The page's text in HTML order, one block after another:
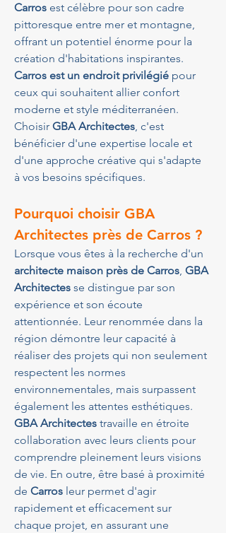
Carros est célèbre pour son cadre
pittoresque entre mer et montagne,
offrant un potentiel énorme pour la
création d'habitations inspirantes.
Carros est un endroit privilégié pour
ceux qui souhaitent allier confort
moderne et style méditerranéen.
Choisir GBA Architectes, c'est
bénéficier d'une expertise locale et
d'une approche créative qui s'adapte
à vos besoins spécifiques.
Pourquoi choisir GBA
Architectes près de Carros ?
Lorsque vous êtes à la recherche d'un
architecte maison près de Carros, GBA
Architectes se distingue par son
expérience et son écoute
attentionnée. Leur renommée dans la
région démontre leur capacité à
réaliser des projets qui non seulement
respectent les normes
environnementales, mais surpassent
également les attentes esthétiques.
GBA Architectes travaille en étroite
collaboration avec leurs clients pour
comprendre pleinement leurs visions
de vie. En outre, être basé à proximité
de Carros leur permet d'agir
rapidement et efficacement sur
chaque projet, en assurant une